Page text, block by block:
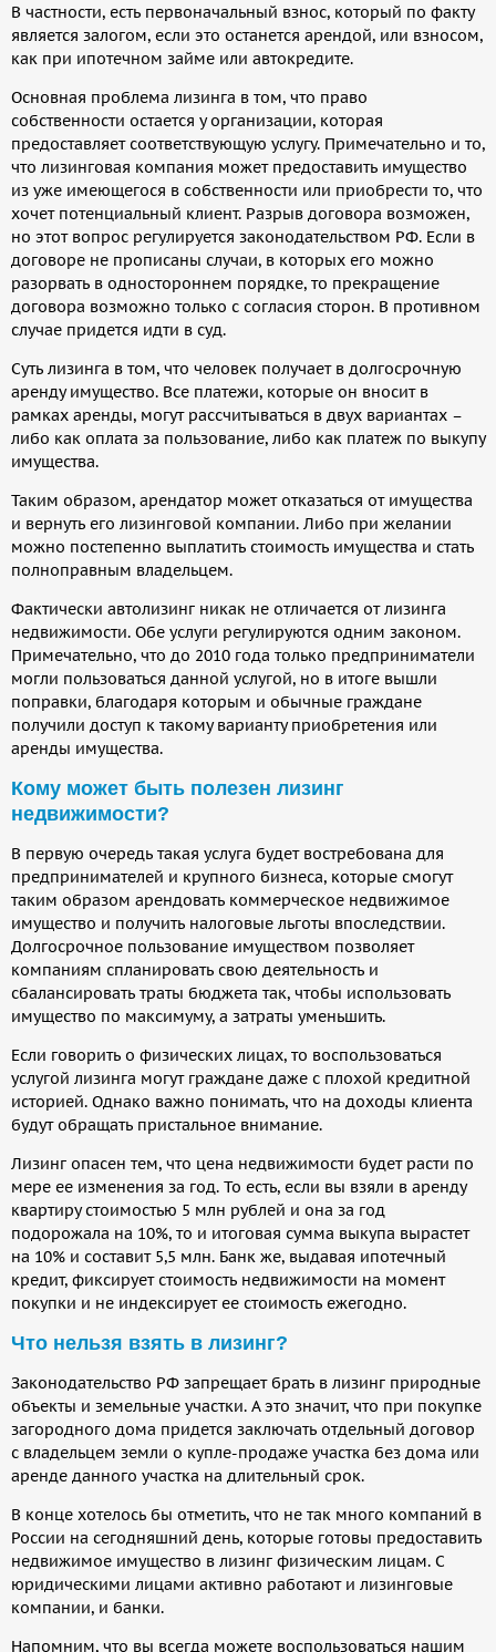
В частности, есть первоначальный взнос, который по факту
является залогом, если это останется арендой, или взносом,
как при ипотечном займе или автокредите.
Основная проблема лизинга в том, что право
собственности остается у организации, которая
предоставляет соответствующую услугу. Примечательно и то,
что лизинговая компания может предоставить имущество
из уже имеющегося в собственности или приобрести то, что
хочет потенциальный клиент. Разрыв договора возможен,
но этот вопрос регулируется законодательством РФ. Если в
договоре не прописаны случаи, в которых его можно
разорвать в одностороннем порядке, то прекращение
договора возможно только с согласия сторон. В противном
случае придется идти в суд.
Суть лизинга в том, что человек получает в долгосрочную
аренду имущество. Все платежи, которые он вносит в
рамках аренды, могут рассчитываться в двух вариантах –
либо как оплата за пользование, либо как платеж по выкупу
имущества.
Таким образом, арендатор может отказаться от имущества
и вернуть его лизинговой компании. Либо при желании
можно постепенно выплатить стоимость имущества и стать
полноправным владельцем.
Фактически автолизинг никак не отличается от лизинга
недвижимости. Обе услуги регулируются одним законом.
Примечательно, что до 2010 года только предприниматели
могли пользоваться данной услугой, но в итоге вышли
поправки, благодаря которым и обычные граждане
получили доступ к такому варианту приобретения или
аренды имущества.
Кому может быть полезен лизинг
недвижимости?
В первую очередь такая услуга будет востребована для
предпринимателей и крупного бизнеса, которые смогут
таким образом арендовать коммерческое недвижимое
имущество и получить налоговые льготы впоследствии.
Долгосрочное пользование имуществом позволяет
компаниям спланировать свою деятельность и
сбалансировать траты бюджета так, чтобы использовать
имущество по максимуму, а затраты уменьшить.
Если говорить о физических лицах, то воспользоваться
услугой лизинга могут граждане даже с плохой кредитной
историей. Однако важно понимать, что на доходы клиента
будут обращать пристальное внимание.
Лизинг опасен тем, что цена недвижимости будет расти по
мере ее изменения за год. То есть, если вы взяли в аренду
квартиру стоимостью 5 млн рублей и она за год
подорожала на 10%, то и итоговая сумма выкупа вырастет
на 10% и составит 5,5 млн. Банк же, выдавая ипотечный
кредит, фиксирует стоимость недвижимости на момент
покупки и не индексирует ее стоимость ежегодно.
Что нельзя взять в лизинг?
Законодательство РФ запрещает брать в лизинг природные
объекты и земельные участки. А это значит, что при покупке
загородного дома придется заключать отдельный договор
с владельцем земли о купле-продаже участка без дома или
аренде данного участка на длительный срок.
В конце хотелось бы отметить, что не так много компаний в
России на сегодняшний день, которые готовы предоставить
недвижимое имущество в лизинг физическим лицам. С
юридическими лицами активно работают и лизинговые
компании, и банки.
Напомним, что вы всегда можете воспользоваться нашим